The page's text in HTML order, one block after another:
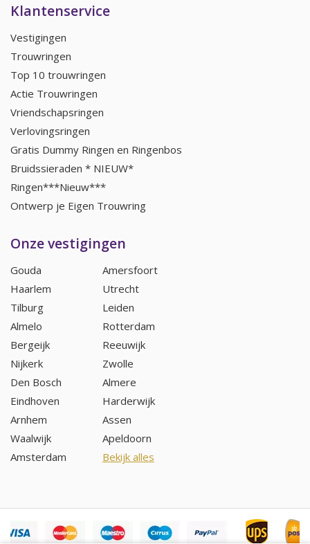
Klantenservice
Vestigingen
Trouwringen
Top 10 trouwringen
Actie Trouwringen
Vriendschapsringen
Verlovingsringen
Gratis Dummy Ringen en Ringenbos
Bruidssieraden * NIEUW*
Ringen***Nieuw***
Ontwerp je Eigen Trouwring
Onze vestigingen
Gouda
Haarlem
Tilburg
Almelo
Bergeijk
Nijkerk
Den Bosch
Eindhoven
Arnhem
Waalwijk
Amsterdam
Amersfoort
Utrecht
Leiden
Rotterdam
Reeuwijk
Zwolle
Almere
Harderwijk
Assen
Apeldoorn
Bekijk alles